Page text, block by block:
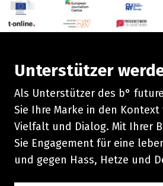
Unterstützer
Als Unterstützer des b°
Sie Ihre Marke in den
Vielfalt und Dialog. Mit Ihrer
Sie Engagement für eine
und gegen Hass, Hetze und